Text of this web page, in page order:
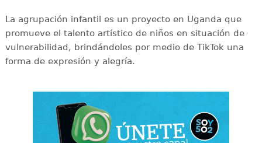
La agrupación infantil es un proyecto en Uganda que
promueve el talento artístico de niños en situación de
vulnerabilidad, brindándoles por medio de TikTok una
forma de expresión y alegría.